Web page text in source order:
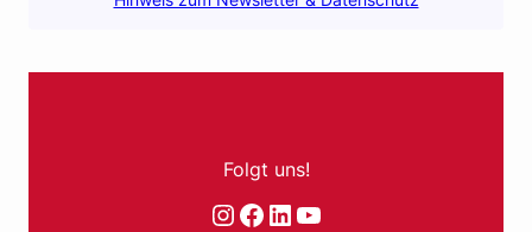
Folgt uns!
Instagram
Facebook
LinkedIn
YouTube